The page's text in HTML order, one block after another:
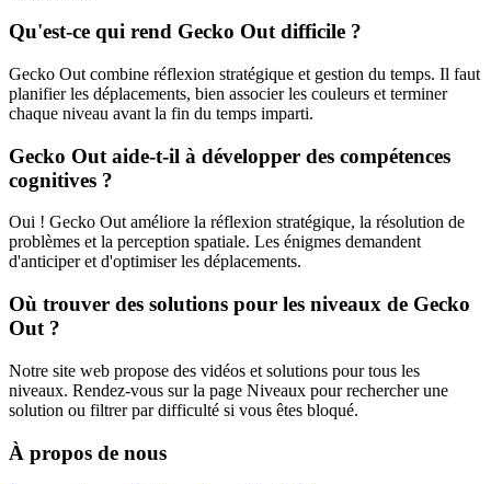
Qu'est-ce qui rend Gecko Out difficile ?
Gecko Out combine réflexion stratégique et gestion du temps. Il faut
planifier les déplacements, bien associer les couleurs et terminer
chaque niveau avant la fin du temps imparti.
Gecko Out aide-t-il à développer des compétences
cognitives ?
Oui ! Gecko Out améliore la réflexion stratégique, la résolution de
problèmes et la perception spatiale. Les énigmes demandent
d'anticiper et d'optimiser les déplacements.
Où trouver des solutions pour les niveaux de Gecko
Out ?
Notre site web propose des vidéos et solutions pour tous les
niveaux. Rendez-vous sur la page Niveaux pour rechercher une
solution ou filtrer par difficulté si vous êtes bloqué.
À propos de nous